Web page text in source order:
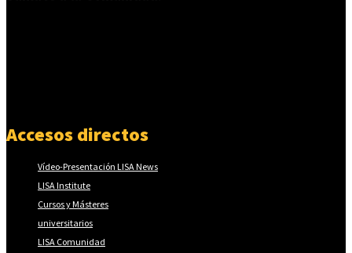
Accesos directos
Vídeo-Presentación LISA News
LISA Institute
Cursos y Másteres
universitarios
LISA Comunidad